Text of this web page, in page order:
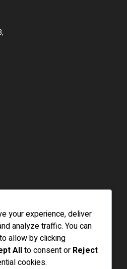
your experience, deliver
analyze traffic. You can
allow by clicking
Allto consent or Reject
cookies.